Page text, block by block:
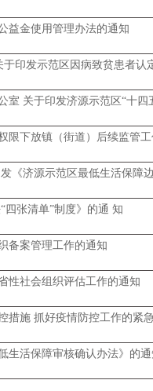
益金使用管理办法的通知
印发示范区因病致贫患者认
室 关于印发济源示范区“十
限下放镇（街道）后续监管
《济源示范区最低生活保障
四张清单”制度》的通 知
备案管理工作的通知
性社会组织评估工作的通知
措施 抓好疫情防控工作的紧
生活保障审核确认办法》的